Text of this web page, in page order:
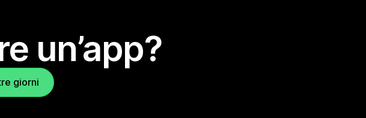
un’app?
giorni